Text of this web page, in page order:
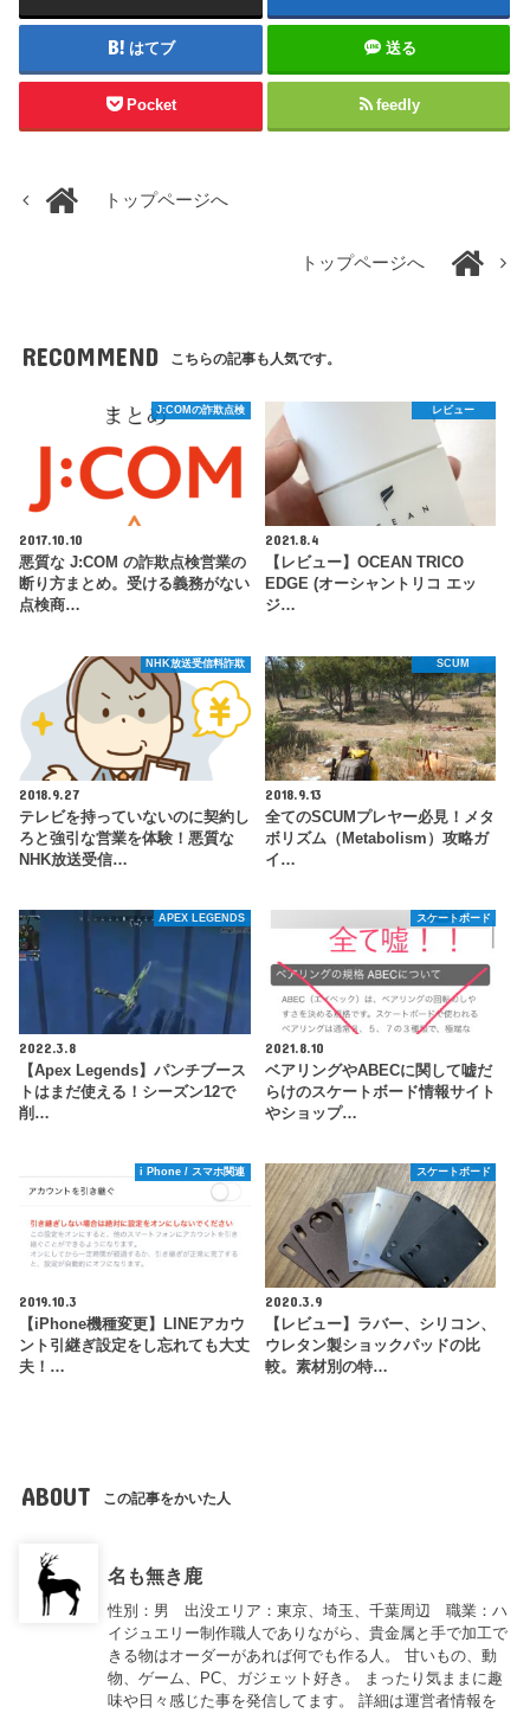
はてブ 送る
Pocket feedly
トップページへ
トップページへ
RECOMMEND こちらの記事も人気です。
J:COMの詐欺点検
2017.10.10
悪質な J:COM の詐欺点検営業の
断り方まとめ。受ける義務がない
点検商…
レビュー
2021.8.4
【レビュー】OCEAN TRICO
EDGE (オーシャントリコ エッ
ジ…
NHK放送受信料詐欺
2018.9.27
テレビを持っていないのに契約し
ろと強引な営業を体験！悪質な
NHK放送受信…
SCUM
2018.9.13
全てのSCUMプレヤー必見！メタ
ボリズム（Metabolism）攻略ガ
イ…
APEX LEGENDS
2022.3.8
【Apex Legends】パンチブース
トはまだ使える！シーズン12で
削…
スケートボード
2021.8.10
ベアリングやABECに関して嘘だ
らけのスケートボード情報サイト
やショップ…
i Phone / スマホ関連
2019.10.3
【iPhone機種変更】LINEアカウ
ント引継ぎ設定をし忘れても大丈
夫！…
スケートボード
2020.3.9
【レビュー】ラバー、シリコン、
ウレタン製ショックパッドの比
較。素材別の特…
ABOUT この記事をかいた人
名も無き鹿
性別：男 出没エリア：東京、埼玉、千葉周辺 職業：ハ
イジュエリー制作職人でありながら、貴金属と手で加工で
きる物はオーダーがあれば何でも作る人。 甘いもの、動
物、ゲーム、PC、ガジェット好き。 まったり気ままに趣
味や日々感じた事を発信してます。 詳細は運営者情報を